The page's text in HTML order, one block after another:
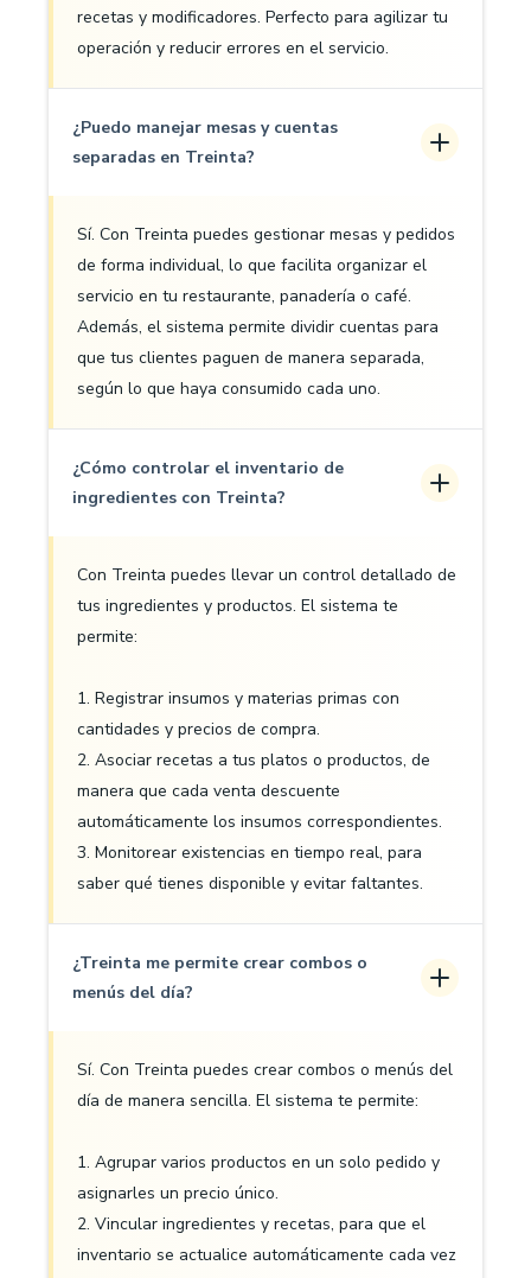
recetas y modificadores. Perfecto para agilizar tu
operación y reducir errores en el servicio.
¿Puedo manejar mesas y cuentas
separadas en Treinta?
Sí. Con Treinta puedes gestionar mesas y pedidos
de forma individual, lo que facilita organizar el
servicio en tu restaurante, panadería o café.
Además, el sistema permite dividir cuentas para
que tus clientes paguen de manera separada,
según lo que haya consumido cada uno.
¿Cómo controlar el inventario de
ingredientes con Treinta?
Con Treinta puedes llevar un control detallado de
tus ingredientes y productos. El sistema te
permite:
1. Registrar insumos y materias primas con
cantidades y precios de compra.
2. Asociar recetas a tus platos o productos, de
manera que cada venta descuente
automáticamente los insumos correspondientes.
3. Monitorear existencias en tiempo real, para
saber qué tienes disponible y evitar faltantes.
¿Treinta me permite crear combos o
menús del día?
Sí. Con Treinta puedes crear combos o menús del
día de manera sencilla. El sistema te permite:
1. Agrupar varios productos en un solo pedido y
asignarles un precio único.
2. Vincular ingredientes y recetas, para que el
inventario se actualice automáticamente cada vez